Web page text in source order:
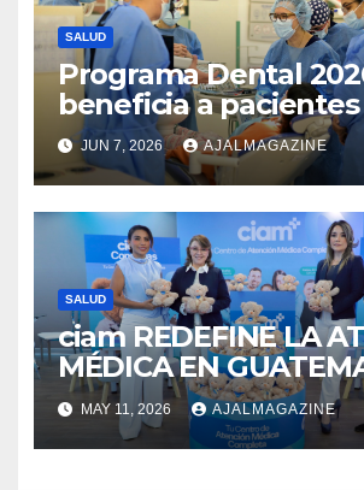
SALUD
Programa Dental
beneficia a
labio fisurado y
hendido en
JUN 7, 2026 AJALMAGAZINE
SALUD
ciam REDEFINE LA
MÉDICA EN
SU NUEVO MODELO
INTEGRAL
MAY 11, 2026 AJALMAGAZINE